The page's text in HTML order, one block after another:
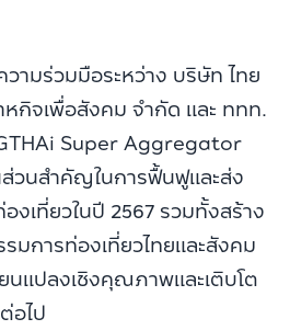
ามร่วมมือระหว่าง บริษัท ไทย
กิจเพื่อสังคม จำกัด และ ททท.
Super Aggregator
วนสำคัญในการฟื้นฟูและส่ง
งเที่ยวในปี 2567 รวมทั้งสร้าง
มการท่องเที่ยวไทยและสังคม
นแปลงเชิงคุณภาพและเติบโต
อไป